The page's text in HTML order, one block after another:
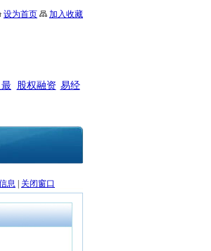
设为首页 加入收藏
股权融资 易经
息 关闭窗口